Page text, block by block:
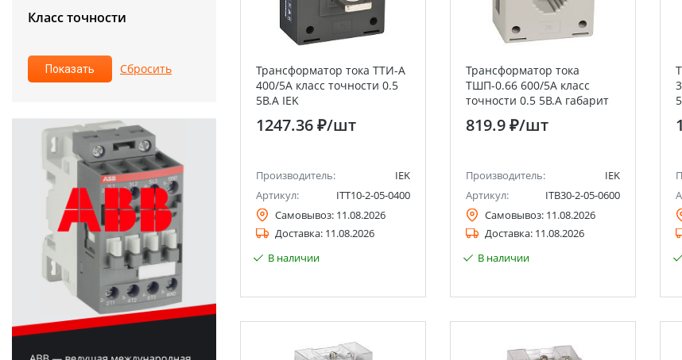
Класс точности
Трансформатор тока ТТИ-А
400/5А класс точности 0.5
5В.А IEK
1247.36 ₽/шт
Производитель:
IEK
Артикул:
ITT10-2-05-0400
Самовывоз: 11.08.2026
Доставка: 11.08.2026
В наличии
Трансформатор тока
ТШП-0.66 600/5А класс
точности 0.5 5В.А габарит
819.9 ₽/шт
Производитель:
IEK
Артикул:
ITB30-2-05-0600
Самовывоз: 11.08.2026
Доставка: 11.08.2026
В наличии